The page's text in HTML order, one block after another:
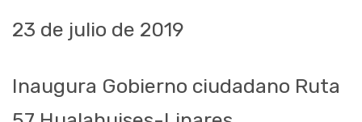
23 de julio de 2019
Inaugura Gobierno ciudadano Ruta